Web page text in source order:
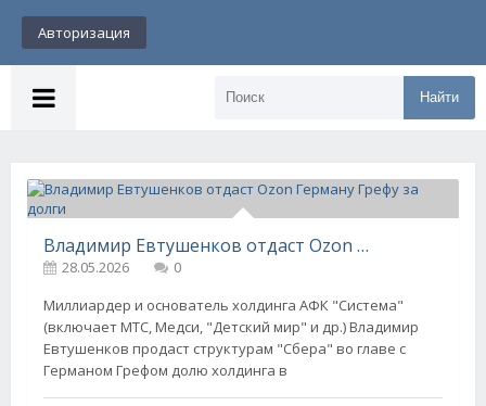
Авторизация
Найти
Владимир Евтушенков отдаст Ozon Герману Грефу за долги
28.05.2026
0
Миллиардер и основатель холдинга АФК "Система"
(включает МТС, Медси, "Детский мир" и др.) Владимир
Евтушенков продаст структурам "Сбера" во главе с
Германом Грефом долю холдинга в